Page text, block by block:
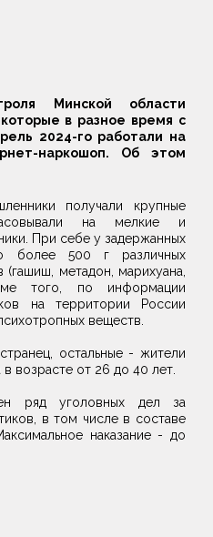
Минской области
в разное время с
2024-го работали на
наркошоп. Об этом
получали крупные
на мелкие и
При себе у задержанных
более 500 г различных
(гашиш, метадон, марихуана,
того, по информации
на территории России
веществ.
остальные - жители
возрасте от 26 до 40 лет.
ряд уголовных дел за
в том числе в составе
наказание - до